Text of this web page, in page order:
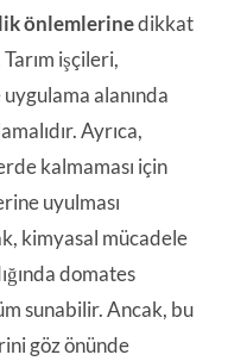
önlemlerinedikkat
işçileri,
alanında
Ayrıca,
kalmaması için
uyulması
kimyasal mücadele
domates
sunabilir. Ancak, bu
göz önünde